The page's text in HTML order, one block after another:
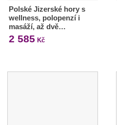
Polské Jizerské hory s
wellness, polopenzí i
masáží, až dvě…
2 585 Kč